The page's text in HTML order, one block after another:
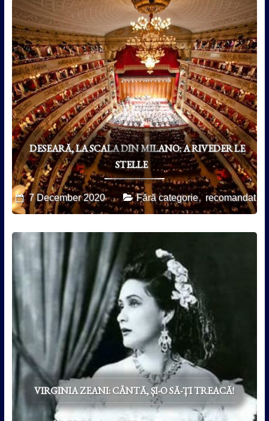
DESEARĂ, LA SCALA DIN MILANO: A RIVEDER LE
STELLE
7 December 2020 Fără categorie, recomandat
VIRGINIA ZEANI: CÂNTĂ, ȘI-O SĂ-ȚI TREACĂ!